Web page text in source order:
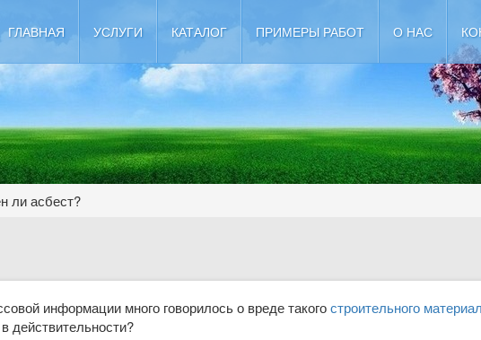
ГЛАВНАЯ УСЛУГИ КАТАЛОГ ПРИМЕРЫ РАБОТ О НАС
ли асбест?
информации много говорилось о вреде такогостроительного
действитель­ности?